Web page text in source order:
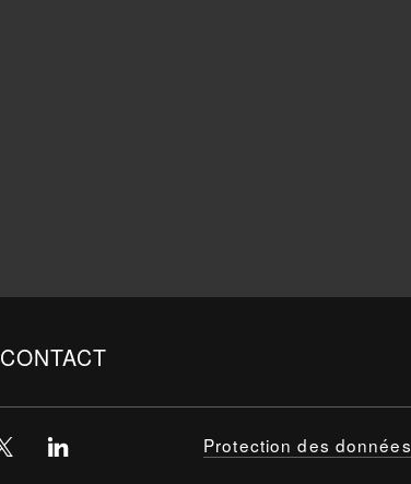
CONTACT
Protection des données